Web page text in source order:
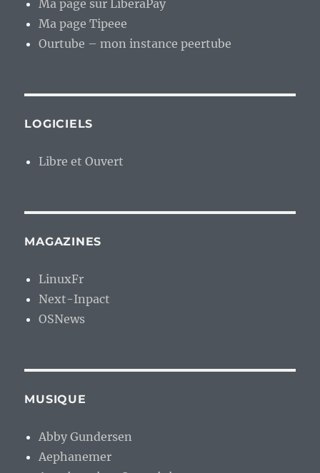
Ma page sur LiberaPay
Ma page Tipeee
Ourtube – mon instance peertube
LOGICIELS
Libre et Ouvert
MAGAZINES
LinuxFr
Next-Inpact
OSNews
MUSIQUE
Abby Gundersen
Aephanemer